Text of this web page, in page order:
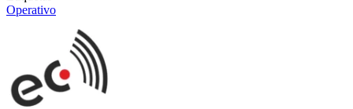
Operativo